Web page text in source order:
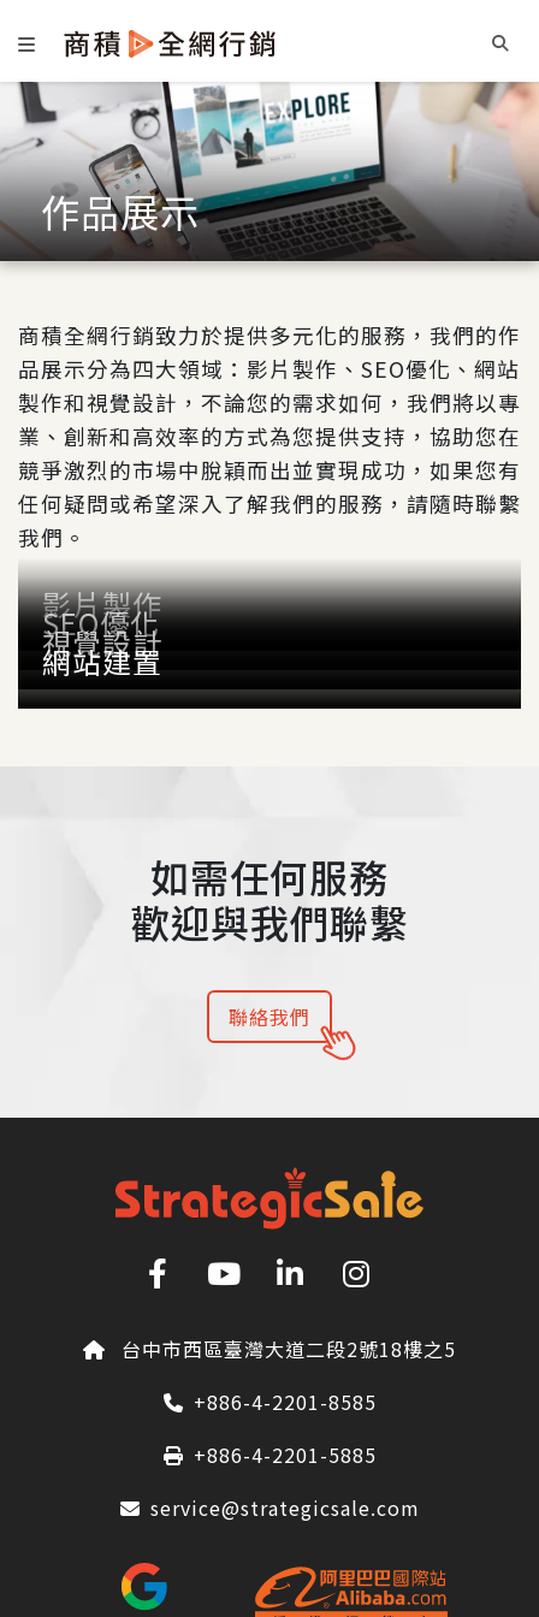
作品展示
商積全網行銷致力於提供多元化的服務，我們的作
品展示分為四大領域：影片製作、SEO優化、網站
製作和視覺設計，不論您的需求如何，我們將以專
業、創新和高效率的方式為您提供支持，協助您在
競爭激烈的市場中脫穎而出並實現成功，如果您有
任何疑問或希望深入了解我們的服務，請隨時聯繫
我們。
影片製作
SEO優化
視覺設計
網站建置
如需任何服務
歡迎與我們聯繫
聯絡我們
台中市西區臺灣大道二段2號18樓之5
+886-4-2201-8585
+886-4-2201-5885
service@strategicsale.com